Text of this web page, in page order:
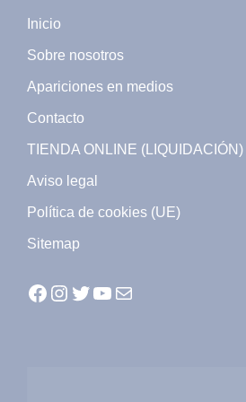
Inicio
Sobre nosotros
Apariciones en medios
Contacto
TIENDA ONLINE (LIQUIDACIÓN)
Aviso legal
Política de cookies (UE)
Sitemap
Facebook
Instagram
Twitter
YouTube
Mail